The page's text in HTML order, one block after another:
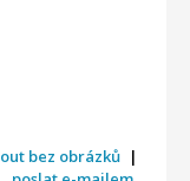
bez obrázků |